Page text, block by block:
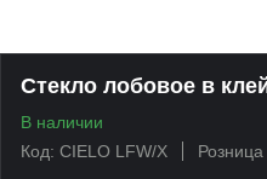
Стекло лобовое в
В наличии
Код: CIELO LFW/X
Розница